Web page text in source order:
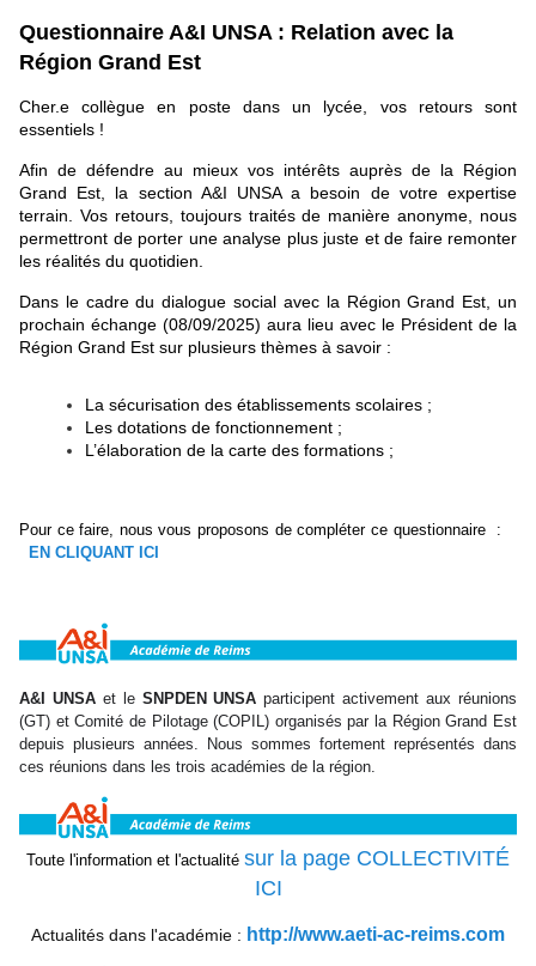
Questionnaire A&I UNSA : Relation avec la
Région Grand Est
Cher.e collègue en poste dans un lycée, vos retours sont
essentiels !
Afin de défendre au mieux vos intérêts auprès de la Région
Grand Est, la section A&I UNSA a besoin de votre expertise
terrain. Vos retours, toujours traités de manière anonyme, nous
permettront de porter une analyse plus juste et de faire remonter
les réalités du quotidien.
Dans le cadre du dialogue social avec la Région Grand Est, un
prochain échange (08/09/2025) aura lieu avec le Président de la
Région Grand Est sur plusieurs thèmes à savoir :
La sécurisation des établissements scolaires ;
Les dotations de fonctionnement ;
L’élaboration de la carte des formations ;
Pour ce faire, nous vous proposons de compléter ce questionnaire :
EN CLIQUANT ICI
A&I UNSA et le SNPDEN UNSA participent activement aux réunions
(GT) et Comité de Pilotage (COPIL) organisés par la Région Grand Est
depuis plusieurs années. Nous sommes fortement représentés dans
ces réunions dans les trois académies de la région.
Toute l'information et l'actualité sur la page COLLECTIVITÉ
ICI
Actualités dans l'académie : http://www.aeti-ac-reims.com